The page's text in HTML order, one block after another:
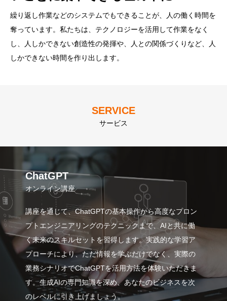
繰り返し作業などのシステムでもできることが、人の働く時間を
奪っています。私たちは、テクノロジーを活用して作業をなく
し、人しかできない創造性の発揮や、人との関係づくりなど、人
しかできない時間を作り出します。
テクノロジーで働き方の選択肢を増やし、個々人に合わせた生き
生きとした働き方ができる環境を整えます。
組もう。
・思い立ったが吉日
・初心を忘れない
・一期一会
SERVICE
サービス
ChatGPT
オンライン講座
講座を通じて、ChatGPTの基本操作から高度なプロン
プトエンジニアリングのテクニックまで、AIと共に働
く未来のスキルセットを習得します。実践的な学習ア
プローチにより、ただ情報を学ぶだけでなく、実際の
業務シナリオでChatGPTを活用方法を体験いただきま
す。生成AIの専門知識を深め、あなたのビジネスを次
のレベルに引き上げましょう。